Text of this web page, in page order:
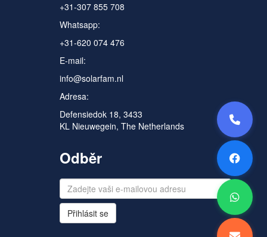
+31-307 855 708
Whatsapp:
+31-620 074 476
E-mail:
info@solarfam.nl
Adresa:
Defensiedok 18, 3433
KL Nieuwegein, The Netherlands
Odběr
Přihlásit se